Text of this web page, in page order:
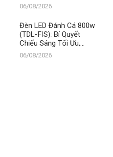
06/08/2026
Đèn LED Đánh Cá 800w
(TDL-FIS): Bí Quyết
Chiếu Sáng Tối Ưu,
Khẳng Định Vị Thế Số 1
Thanh Đạt LED
06/08/2026